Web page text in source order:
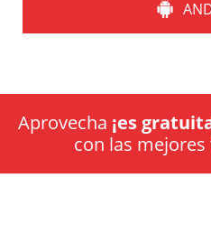
Aprovecha ¡es
con las